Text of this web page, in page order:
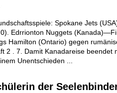
Spokane Jets
Edrrionton Nuggets
Hamilton (Ontario) gegen
2 . 7. Damit Kanadareise beendet
Unentschieden ...
der